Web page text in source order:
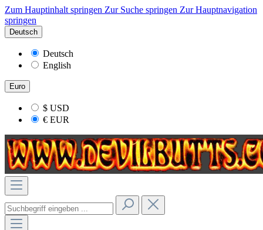
Zum Hauptinhalt springen Zur Suche springen Zur Hauptnavigation
springen
Deutsch
Deutsch
English
Euro
$ USD
€ EUR